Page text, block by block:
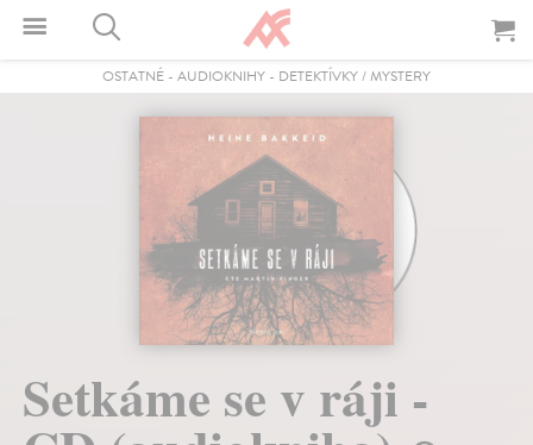
OSTATNÉ - AUDIOKNIHY - DETEKTÍVKY / MYSTERY
Setkáme se v ráji -